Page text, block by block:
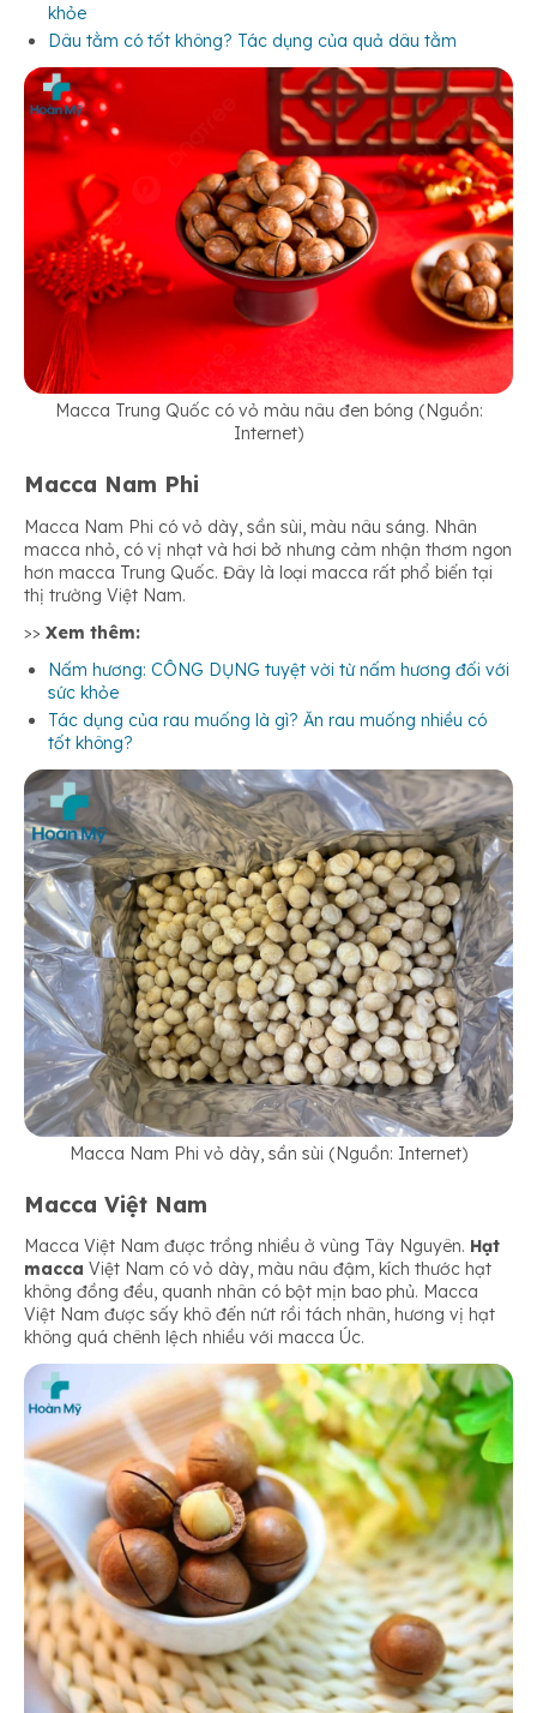
khỏe
Dâu tằm có tốt không? Tác dụng của quả dâu tằm
Macca Trung Quốc có vỏ màu nâu đen bóng (Nguồn:
Internet)
Macca Nam Phi
Macca Nam Phi có vỏ dày, sần sùi, màu nâu sáng. Nhân
macca nhỏ, có vị nhạt và hơi bở nhưng cảm nhận thơm ngon
hơn macca Trung Quốc. Đây là loại macca rất phổ biến tại
thị trường Việt Nam.
>> Xem thêm:
Nấm hương: CÔNG DỤNG tuyệt vời từ nấm hương đối với
sức khỏe
Tác dụng của rau muống là gì? Ăn rau muống nhiều có
tốt không?
Macca Nam Phi vỏ dày, sần sùi (Nguồn: Internet)
Macca Việt Nam
Macca Việt Nam được trồng nhiều ở vùng Tây Nguyên. Hạt
macca Việt Nam có vỏ dày, màu nâu đậm, kích thước hạt
không đồng đều, quanh nhân có bột mịn bao phủ. Macca
Việt Nam được sấy khô đến nứt rồi tách nhân, hương vị hạt
không quá chênh lệch nhiều với macca Úc.